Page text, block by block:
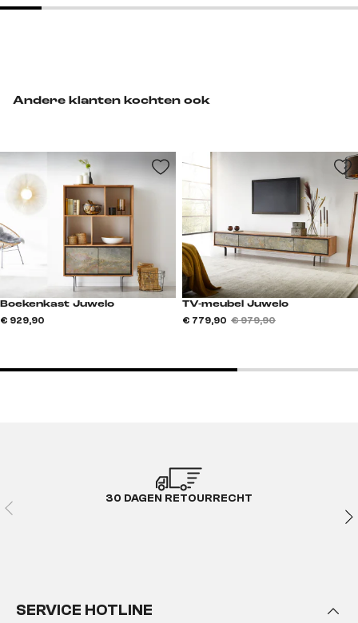
Andere klanten kochten ook
Boekenkast Juwelo
€ 929,90
TV-meubel Juwelo
€ 779,90 € 979,90
30 DAGEN RETOURRECHT
SERVICE HOTLINE